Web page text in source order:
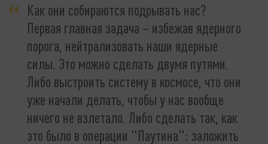
Как они собираются подрывать нас?
Первая главная задача – избежав ядерного
порога, нейтрализовать наши ядерные
силы. Это можно сделать двумя путями.
Либо выстроить систему в космосе, что они
уже начали делать, чтобы у нас вообще
ничего не взлетало. Либо сделать так, как
это было в операции "Паутина": заложить